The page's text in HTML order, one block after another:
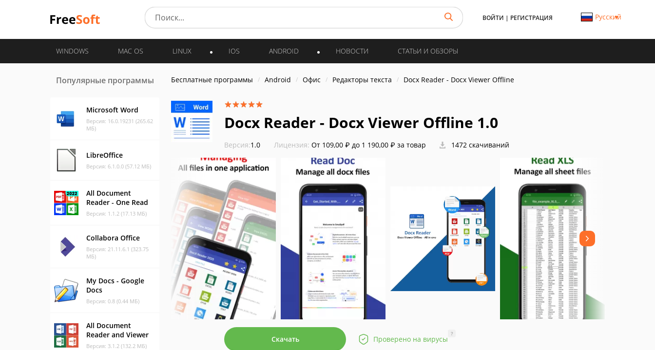
ВОЙТИ | РЕГИСТРАЦИЯ Русский
WINDOWS MAC OS LINUX IOS ANDROID НОВОСТИ СТАТЬИ И ОБЗОРЫ
Популярные программы
Microsoft Word
Версия: 16.0.19231 (265.62
МБ)
LibreOffice
Версия: 6.1.0.0 (57.12 МБ)
All Document
Reader - One Read
Версия: 1.1.2 (17.13 МБ)
Collabora Office
Версия: 21.11.6.1 (323.75
МБ)
My Docs - Google
Docs
Версия: 0.8 (0.44 МБ)
All Document
Reader and Viewer
Версия: 3.1.2 (132.2 МБ)
Бесплатные программы Android Офис Редакторы текста Docx Reader - Docx Viewer Offline
Docx Reader - Docx Viewer Offline 1.0
Версия:1.0 Лицензия: От 109,00 ₽ до 1 190,00 ₽ за товар 1472 скачиваний
Скачать Проверено на вирусы
?